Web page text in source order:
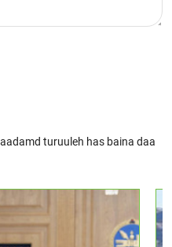
turuuleh has baina daa